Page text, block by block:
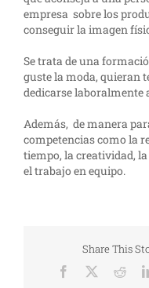
empresa sobre los
conseguir la imagen
Se trata de una
guste la moda, quieran
dedicarse laboralmente
Además, de manera
competencias como la
tiempo, la creatividad,
el trabajo en equipo.
Share This
Facebook